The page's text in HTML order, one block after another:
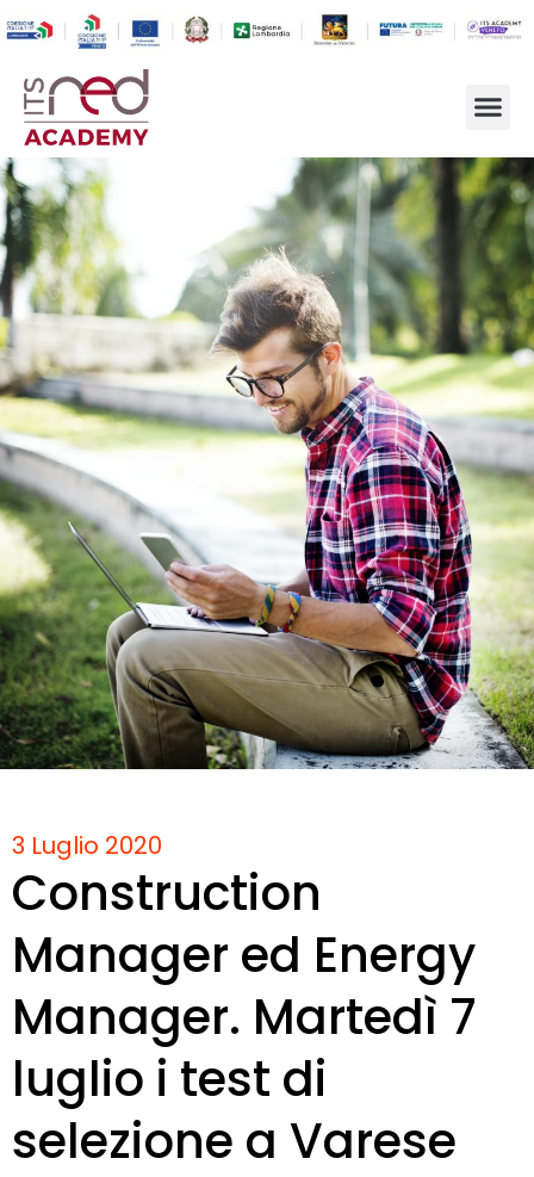
3 Luglio 2020
Construction
Manager ed Energy
Manager. Martedì 7
luglio i test di
selezione a Varese